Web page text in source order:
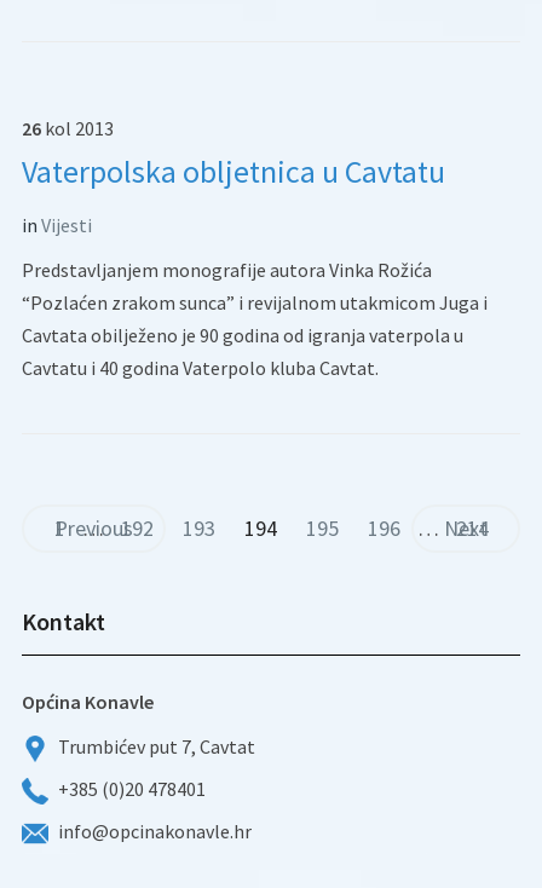
26 kol 2013
Vaterpolska obljetnica u Cavtatu
in Vijesti
Predstavljanjem monografije autora Vinka Rožića
“Pozlaćen zrakom sunca” i revijalnom utakmicom Juga i
Cavtata obilježeno je 90 godina od igranja vaterpola u
Cavtatu i 40 godina Vaterpolo kluba Cavtat.
Previous
1 … 192 193 194 195 196 … 214
Next
Kontakt
Općina Konavle
Trumbićev put 7, Cavtat
+385 (0)20 478401
info@opcinakonavle.hr